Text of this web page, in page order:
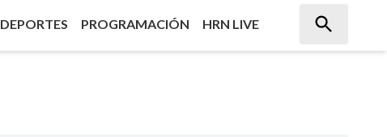
DEPORTES PROGRAMACIÓN HRN LIVE